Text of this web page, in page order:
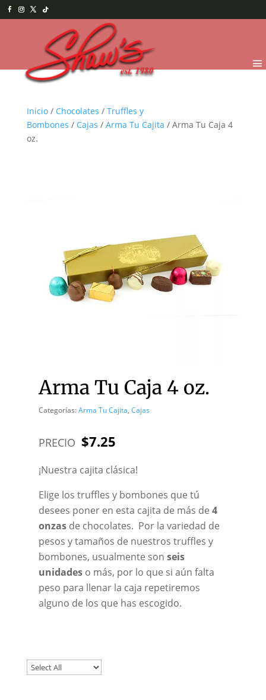
Inicio/ Chocolates / Truffles y
Bombones / Cajas / Arma Tu Cajita / Arma Tu Caja 4
oz.
Arma Tu Caja 4 oz.
Categorías:Arma Tu Cajita, Cajas
PRECIO $7.25
¡Nuestra cajita clásica!
Elige los truffles y bombones que tú
desees poner en esta cajita de más de 4
onzasde chocolates. Por la variedad de
pesos y tamaños de nuestros truffles y
bombones, usualmente son seis
unidadeso más, por lo que si aún falta
peso para llenar la caja repetiremos
alguno de los que has escogido.